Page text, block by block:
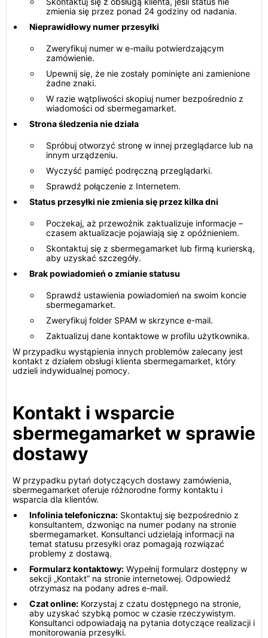
zmienia się przez ponad 24 godziny od nadania.
Nieprawidłowy numer przesyłki
Zweryfikuj numer w e-mailu potwierdzającym
zamówienie.
Upewnij się, że nie zostały pominięte ani zamienione
żadne znaki.
W razie wątpliwości skopiuj numer bezpośrednio z
wiadomości od sbermegamarket.
Strona śledzenia nie działa
Spróbuj otworzyć stronę w innej przeglądarce lub na
innym urządzeniu.
Wyczyść pamięć podręczną przeglądarki.
Sprawdź połączenie z Internetem.
Status przesyłki nie zmienia się przez kilka dni
Poczekaj, aż przewoźnik zaktualizuje informacje –
czasem aktualizacje pojawiają się z opóźnieniem.
Skontaktuj się z sbermegamarket lub firmą kurierską,
aby uzyskać szczegóły.
Brak powiadomień o zmianie statusu
Sprawdź ustawienia powiadomień na swoim koncie
sbermegamarket.
Zweryfikuj folder SPAM w skrzynce e-mail.
Zaktualizuj dane kontaktowe w profilu użytkownika.
W przypadku wystąpienia innych problemów zalecany jest
kontakt z działem obsługi klienta sbermegamarket, który
udzieli indywidualnej pomocy.
Kontakt i wsparcie
sbermegamarket w sprawie
dostawy
W przypadku pytań dotyczących dostawy zamówienia,
sbermegamarket oferuje różnorodne formy kontaktu i
wsparcia dla klientów.
Infolinia telefoniczna: Skontaktuj się bezpośrednio z
konsultantem, dzwoniąc na numer podany na stronie
sbermegamarket. Konsultanci udzielają informacji na
temat statusu przesyłki oraz pomagają rozwiązać
problemy z dostawą.
Formularz kontaktowy: Wypełnij formularz dostępny w
sekcji „Kontakt” na stronie internetowej. Odpowiedź
otrzymasz na podany adres e-mail.
Czat online: Korzystaj z czatu dostępnego na stronie,
aby uzyskać szybką pomoc w czasie rzeczywistym.
Konsultanci odpowiadają na pytania dotyczące realizacji i
monitorowania przesyłki.